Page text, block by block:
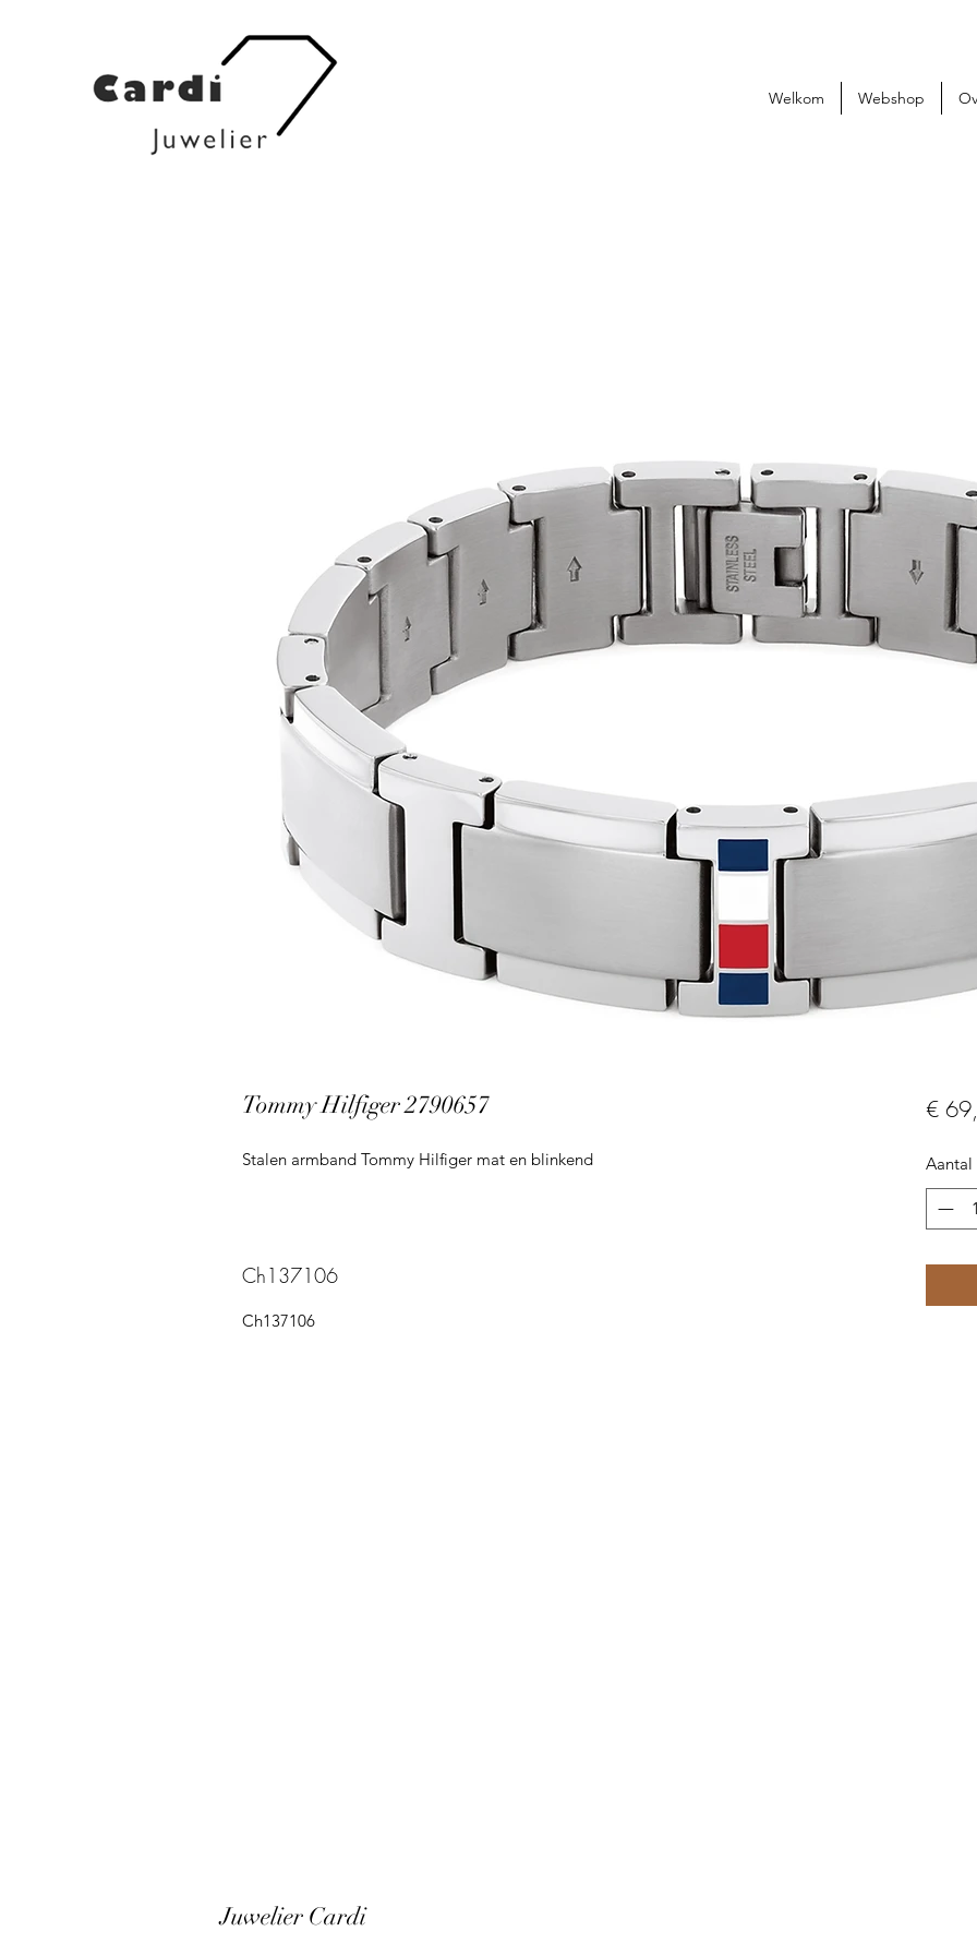
Welkom Webshop
Tommy Hilfiger 2790657
Stalen armband Tommy Hilfiger mat en blinkend
Ch137106
Ch137106
€
Aantal
Juwelier Cardi